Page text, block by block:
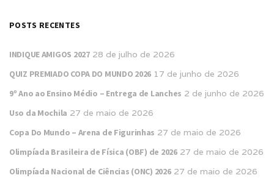
POSTS RECENTES
INDIQUE AMIGOS 2027 28 de julho de 2026
QUIZ PREMIADO COPA DO MUNDO 2026 17 de junho de 2026
9º Ano ao Ensino Médio – Entrega de Lanches 2 de junho de 2026
Uso da Mochila 27 de maio de 2026
Copa Do Mundo – Arena de Figurinhas 27 de maio de 2026
Olimpíada Brasileira de Física (OBF) de 2026 27 de maio de 2026
Olimpíada Nacional de Ciências (ONC) 2026 27 de maio de 2026